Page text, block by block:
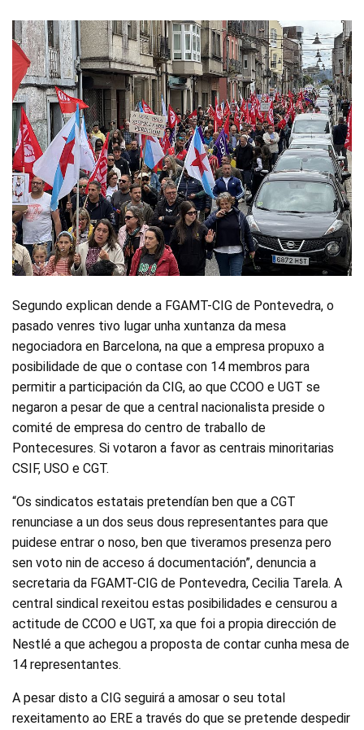
Segundo explican dende a FGAMT-CIG de Pontevedra, o
pasado venres tivo lugar unha xuntanza da mesa
negociadora en Barcelona, na que a empresa propuxo a
posibilidade de que o contase con 14 membros para
permitir a participación da CIG, ao que CCOO e UGT se
negaron a pesar de que a central nacionalista preside o
comité de empresa do centro de traballo de
Pontecesures. Si votaron a favor as centrais minoritarias
CSIF, USO e CGT.
“Os sindicatos estatais pretendían ben que a CGT
renunciase a un dos seus dous representantes para que
puidese entrar o noso, ben que tiveramos presenza pero
sen voto nin de acceso á documentación”, denuncia a
secretaria da FGAMT-CIG de Pontevedra, Cecilia Tarela. A
central sindical rexeitou estas posibilidades e censurou a
actitude de CCOO e UGT, xa que foi a propia dirección de
Nestlé a que achegou a proposta de contar cunha mesa de
14 representantes.
A pesar disto a CIG seguirá a amosar o seu total
rexeitamento ao ERE a través do que se pretende despedir